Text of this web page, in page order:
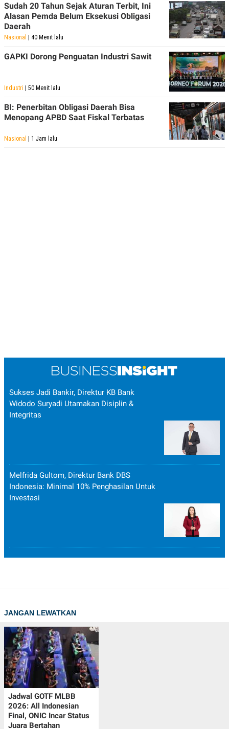
Sudah 20 Tahun Sejak Aturan Terbit, Ini
Alasan Pemda Belum Eksekusi Obligasi
Daerah
Nasional | 40 Menit lalu
GAPKI Dorong Penguatan Industri Sawit
Industri | 50 Menit lalu
BI: Penerbitan Obligasi Daerah Bisa
Menopang APBD Saat Fiskal Terbatas
Nasional | 1 Jam lalu
Sukses Jadi Bankir, Direktur KB Bank
Widodo Suryadi Utamakan Disiplin &
Integritas
Melfrida Gultom, Direktur Bank DBS
Indonesia: Minimal 10% Penghasilan Untuk
Investasi
JANGAN LEWATKAN
Jadwal GOTF MLBB
2026: All Indonesian
Final, ONIC Incar Status
Juara Bertahan